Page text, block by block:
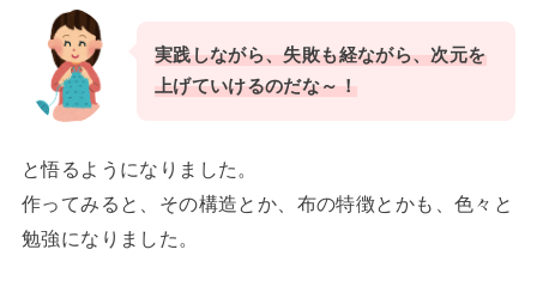
実践しながら、失敗も経ながら、次元を
上げていけるのだな～！
と悟るようになりました。
作ってみると、その構造とか、布の特徴とかも、色々と
勉強になりました。